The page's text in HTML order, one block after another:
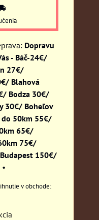
Dopravu
- Báč-24€/
27€/
Blahová
Bodza 30€/
30€/ Boheľov
50km 55€/
65€/
75€/
150€/
•